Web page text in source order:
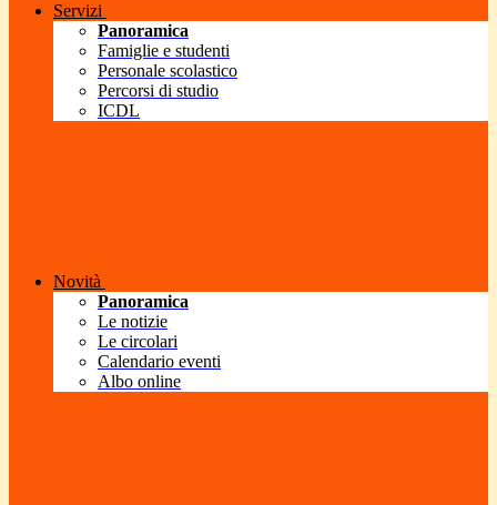
Servizi
Panoramica
Famiglie e studenti
Personale scolastico
Percorsi di studio
ICDL
Novità
Panoramica
Le notizie
Le circolari
Calendario eventi
Albo online